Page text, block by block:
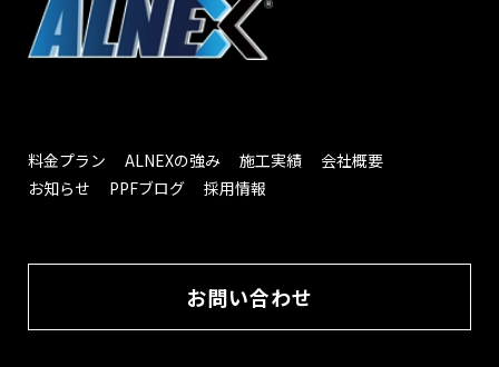
料金プラン ALNEXの強み 施工実績
会社概要
お知らせ
PPFブログ 採用情報
お問い合わせ